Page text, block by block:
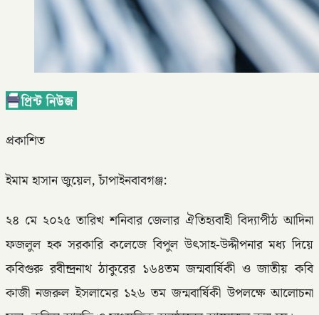
প্রকাশিত
ইমাম হাসান জুয়েল, চাঁপাইনবাবগঞ্জ:
২৪ মে ২০২৫ তারিখ শনিবার জেলার ঐতিহ্যবাহী বিদ্যাপীঠ আদিনা
ফজলুল হক সরকারি কলেজে বিপুল উৎসাহ-উদ্দীপনার মধ্য দিয়ে
কবিগুরু রবীন্দ্রনাথ ঠাকুরের ১৬৪তম জন্মবার্ষিকী ও জাতীয় কবি
কাজী নজরুল ইসলামের ১২৬ তম জন্মবার্ষিকী উপলক্ষে আলোচনা